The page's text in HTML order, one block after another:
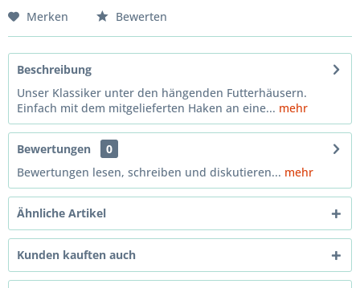
Merken Bewerten
Beschreibung
Unser Klassiker unter den hängenden Futterhäusern.
Einfach mit dem mitgelieferten Haken an eine... mehr
Bewertungen
0
Bewertungen lesen, schreiben und diskutieren... mehr
Ähnliche Artikel
Kunden kauften auch